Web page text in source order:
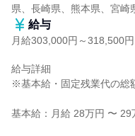
県、長崎県、熊本県、宮崎
給与
月給303,000円～318,500円
給与詳細
※基本給・固定残業代の総
基本給：月給 28万円 〜 29